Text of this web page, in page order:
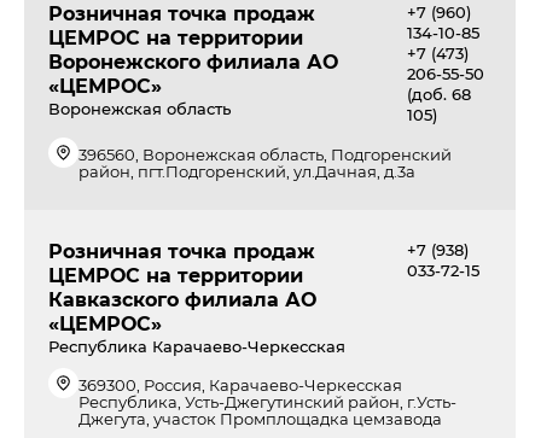
Розничная точка продаж
ЦЕМРОС на территории
Воронежского филиала АО
«ЦЕМРОС»
Воронежская область
+7 (960)
134-10-85
+7 (473)
206-55-50
(доб. 68
105)
396560, Воронежская область, Подгоренский
район, пгт.Подгоренский, ул.Дачная, д.3а
Розничная точка продаж
ЦЕМРОС на территории
Кавказского филиала АО
«ЦЕМРОС»
Республика Карачаево-Черкесская
+7 (938)
033-72-15
369300, Россия, Карачаево-Черкесская
Республика, Усть-Джегутинский район, г.Усть-
Джегута, участок Промплощадка цемзавода